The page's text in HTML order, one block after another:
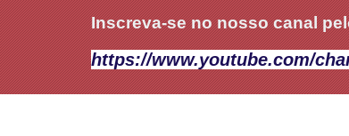
Inscreva-se no nosso canal
https://www.youtube.com/